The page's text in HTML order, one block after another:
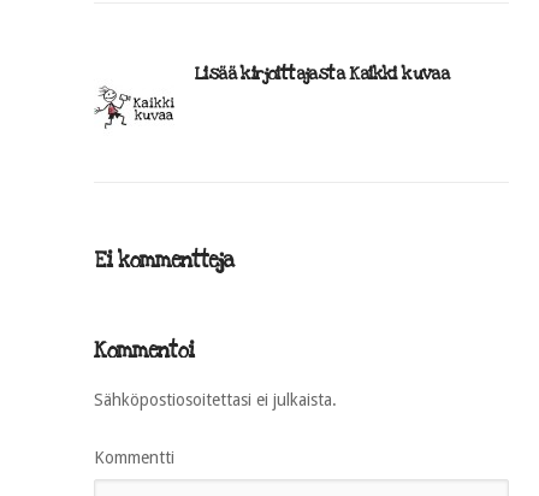
Lisää kirjoittajasta Kaikki kuvaa
Ei kommentteja
Kommentoi
Sähköpostiosoitettasi ei julkaista.
Kommentti